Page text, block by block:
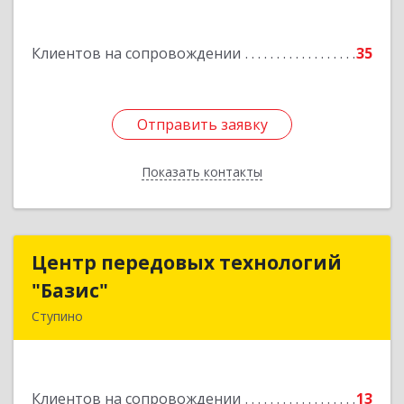
Клиентов на сопровождении 35
Отправить заявку
Показать контакты
Отправить заявку
Назад
Центр передовых технологий
"Базис"
Ступино
Клиентов на сопровождении
13
Центр передовых технологий
Подробнее